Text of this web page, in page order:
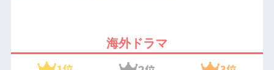
海外ドラマ